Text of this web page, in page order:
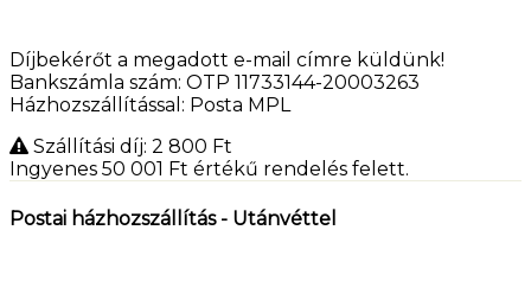
Díjbekérőt a megadott e-mail címre küldünk!
Bankszámla szám: OTP 11733144-20003263
Házhozszállítással: Posta MPL
Szállítási díj: 2 800 Ft
Ingyenes 50 001 Ft értékű rendelés felett.
Postai házhozszállítás - Utánvéttel